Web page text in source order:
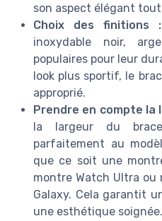
son aspect élégant
Choix des finitions :
inoxydable noir,
populaires pour leur
look plus sportif, le
approprié.
Prendre en compte la
la largeur du
parfaitement au
que ce soit une
montre Watch Ultra ou
Galaxy. Cela garantit
une esthétique soignée.